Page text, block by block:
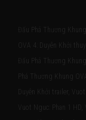
Đấu Phá Thương
OVA 4: Duyên Khởi
Đấu Phá Thương
Phá Thương Khung
Duyên Khởi trailer,
Vuot Nguc: Phan 1